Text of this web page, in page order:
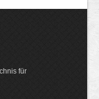
für